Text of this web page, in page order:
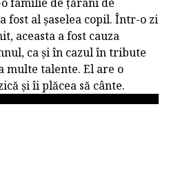
fost al șaselea copil. Într-o zi
aceasta a fost cauza
ca și în cazul în tribute
multe talente. El are o
și îi plăcea să cânte.